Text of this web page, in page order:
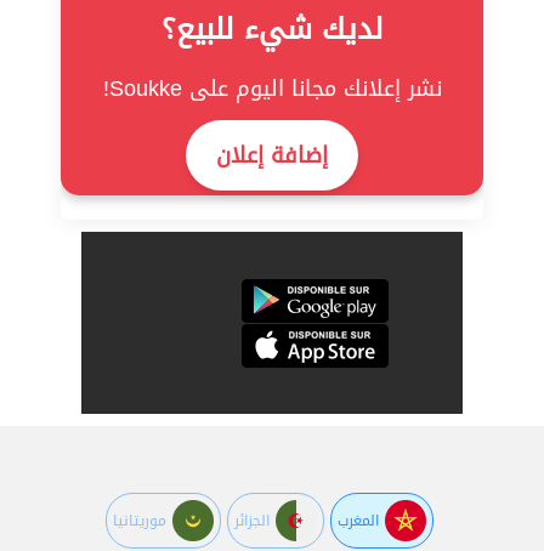
لديك شيء للبيع؟
نشر إعلانك مجانا اليوم على Soukke!
إضافة إعلان
المغرب الجزائر موريتانيا